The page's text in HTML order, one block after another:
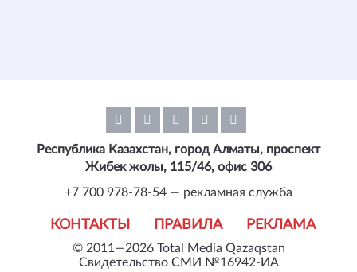
© 2011—2026 Total Media Qazaqstan
Свидетельство СМИ №16942-ИА
КОНТАКТЫ ПРАВИЛА РЕКЛАМА
Республика Казахстан, город Алматы, проспект
Жибек жолы, 115/46, офис 306
+7 700 978-78-54 — рекламная служба